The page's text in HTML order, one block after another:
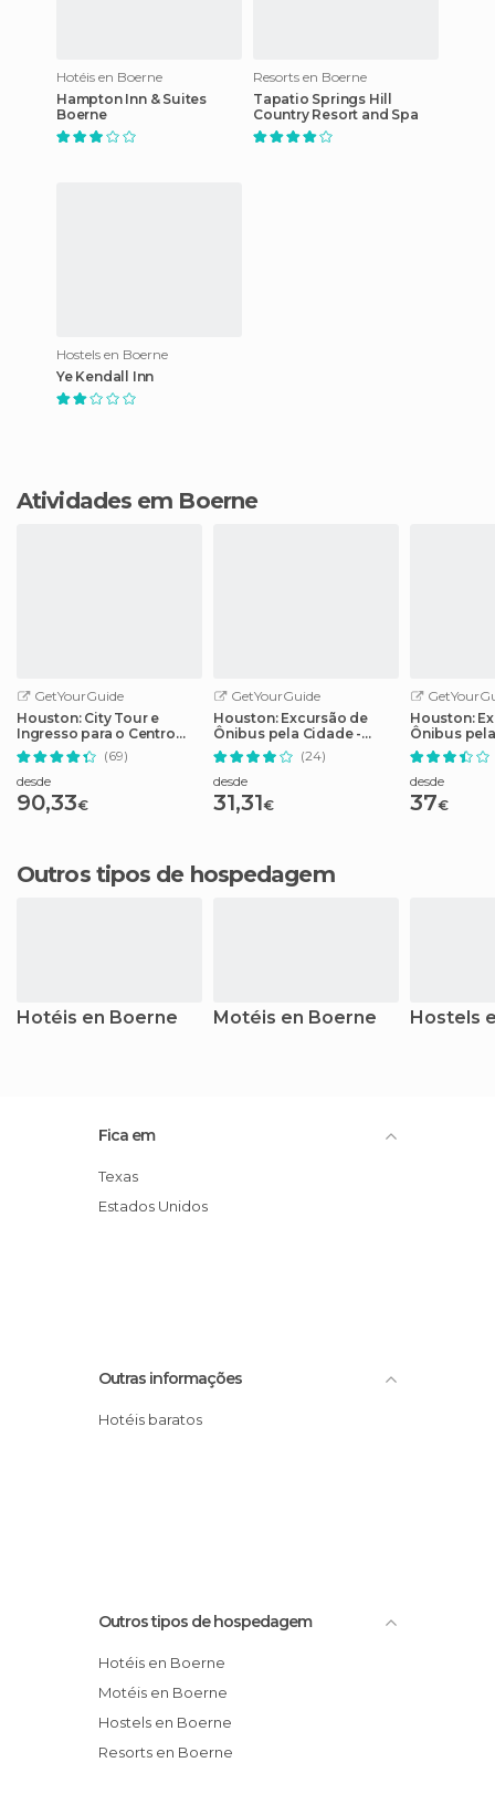
Hotéis en Boerne
Hampton Inn & Suites
Boerne
Resorts en Boerne
Tapatio Springs Hill
Country Resort and Spa
Hostels en Boerne
Ye Kendall Inn
Atividades em Boerne
GetYourGuide
Houston: City Tour e
Ingresso para o Centro
Espacial da NASA
(69)
desde
90,33€
GetYourGuide
Houston: Excursão de
Ônibus pela Cidade -
Bilhete de 2 Dias
(24)
desde
31,31€
Houston:
Ônibus
desde
37€
Outros tipos de hospedagem
Hotéis en Boerne Motéis en Boerne Hostels
Fica em
Texas
Estados Unidos
Outras informações
Hotéis baratos
Outros tipos de hospedagem
Hotéis en Boerne
Motéis en Boerne
Hostels en Boerne
Resorts en Boerne